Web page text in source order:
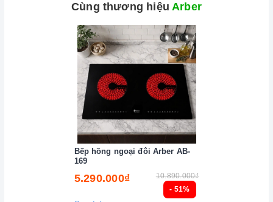
không nhỏ quá cũng không to quá. Đường kính nồi thông
thường khoảng từ 10-35cm.
Lưu ý trong quá trình nấu
Đảm bảo đọc hướng dẫn sử dụng kèm theo để biết điện áp
và dòng điện yêu cầu cũng như các thông số kỹ thuật khác.
Làm theo hướng dẫn của nhà sản xuất.
Đặt bếp trên bề mặt phẳng, ổn định.
Đặt dụng cụ nấu đúng trọng tâm của vùng nấu trước khi bật
cảm ứng để tránh các mã lỗi và để tiết kiệm điện năng.
Bật bếp bằng cách chạm vào nút bật/ tắt trên bảng điều
khiển, và thao tác trượt để tăng giảm công suất/ nhiệt độ/
Cùng thương hiệuArber
- 51%
Bếp hồng ngoại đôi Arber AB-
169
5.290.000₫ 10.890.000₫